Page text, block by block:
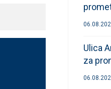
Ulica
za